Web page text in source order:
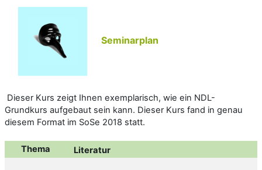
Seminarplan
Dieser Kurs zeigt Ihnen exemplarisch, wie ein NDL-
Grundkurs aufgebaut sein kann. Dieser Kurs fand in genau
diesem Format im SoSe 2018 statt.
Thema Literatur